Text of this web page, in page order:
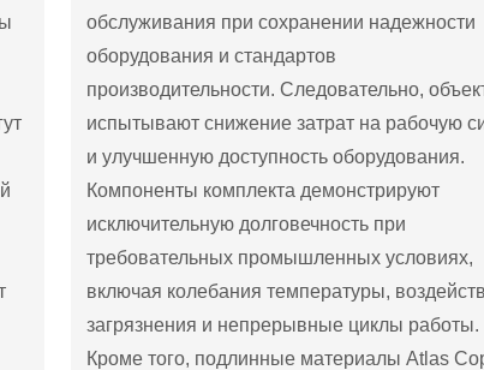
обслуживания при сохранении надежности
оборудования и стандартов
производительности. Следовательно,
испытывают снижение затрат на рабочую
и улучшенную доступность оборудования.
Компоненты комплекта демонстрируют
исключительную долговечность при
требовательных промышленных условиях,
включая колебания температуры,
загрязнения и непрерывные циклы работы.
Кроме того, подлинные материалы Atlas